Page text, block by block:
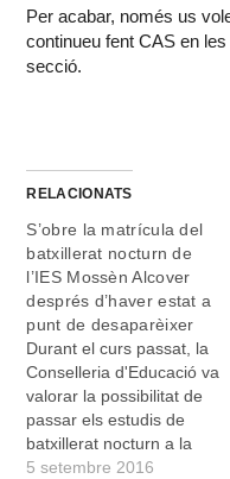
Per acabar, només us
continueu fent CAS en
secció.
RELACIONATS
S’obre la matrícula del
batxillerat nocturn de
l’IES Mossèn Alcover
després d’haver estat a
punt de desaparèixer
Durant el curs passat, la
Conselleria d'Educació va
valorar la possibilitat de
passar els estudis de
batxillerat nocturn a la
modalitat de batxillerat a
5 setembre 2016